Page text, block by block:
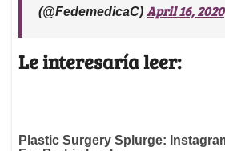
(@FedemedicaC) April 16, 2020
Le interesaría leer: